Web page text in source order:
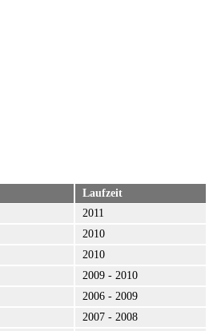
Laufzeit
2011
2010
2010
2009 - 2010
2006 - 2009
2007 - 2008